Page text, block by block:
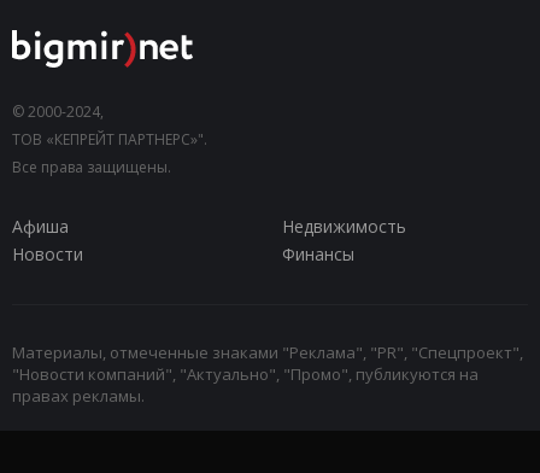
© 2000-2024,
ТОВ «КЕПРЕЙТ ПАРТНЕРС»".
Все права защищены.
Афиша
Недвижимость
Новости
Финансы
Материалы, отмеченные знаками "Реклама", "PR", "Спецпроект",
"Новости компаний", "Актуально", "Промо", публикуются на
правах рекламы.